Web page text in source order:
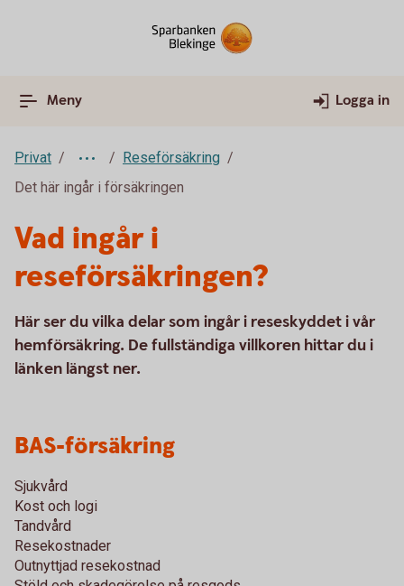
Meny Logga in
Privat
Reseförsäkring
Det här ingår i försäkringen
Vad ingår i
reseförsäkringen?
Här ser du vilka delar som ingår i reseskyddet i vår
hemförsäkring. De fullständiga villkoren hittar du i
länken längst ner.
BAS-försäkring
Sjukvård
Kost och logi
Tandvård
Resekostnader
Outnyttjad resekostnad